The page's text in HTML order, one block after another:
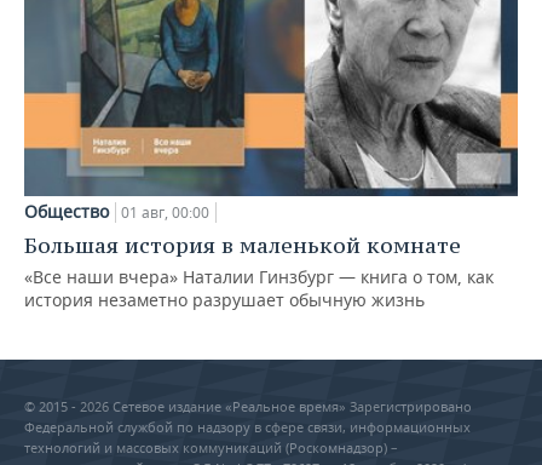
Общество 01 авг, 00:00
Большая история в маленькой комнате
«Все наши вчера» Наталии Гинзбург — книга о том, как
история незаметно разрушает обычную жизнь
© 2015 - 2026 Сетевое издание «Реальное время» Зарегистрировано
Федеральной службой по надзору в сфере связи, информационных
технологий и массовых коммуникаций (Роскомнадзор) –